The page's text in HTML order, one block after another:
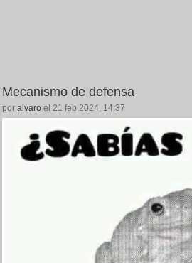
Mecanismo de defensa
por alvaro el 21 feb 2024, 14:37